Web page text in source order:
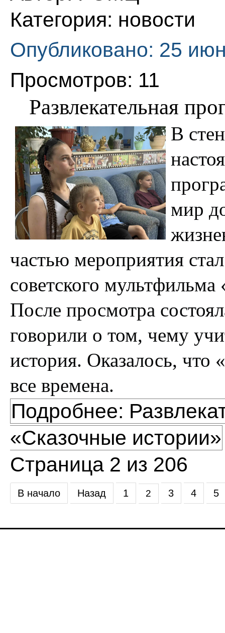
Категория: новости
Опубликовано: 25
Просмотров: 11
Развлекательная
В
мир
частью мероприятия
советского
После просмотра
говорили о том, чему
история. Оказалось, что
все времена.
Подробнее:
«Сказочные истории»
Страница 2 из 206
В начало Назад 1 2 3 4 5